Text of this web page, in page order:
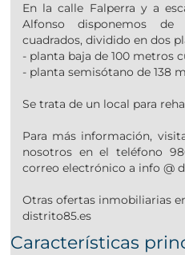
En la calle Falperra y a
Alfonso disponemos
cuadrados, dividido en dos
- planta baja de 100 metros
- planta semisótano de 138
Se trata de un local para
Para más información,
nosotros en el teléfono
correo electrónico a info @
Otras ofertas inmobiliarias
distrito85.es
Características